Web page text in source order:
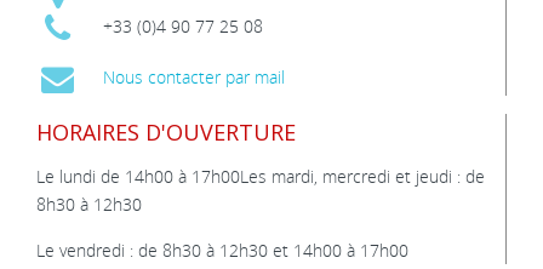
+33 (0)4 90 77 25 08
Nous contacter par mail
HORAIRES D'OUVERTURE
Le lundi de 14h00 à 17h00Les mardi, mercredi et jeudi : de
8h30 à 12h30
Le vendredi : de 8h30 à 12h30 et 14h00 à 17h00